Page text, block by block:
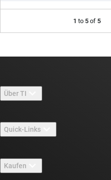
1 to 5 of 5
Über TI
Stellenangebote
Newsroom
Quick-Links
TI E2E™-Design-Support-Foren
Kaufen